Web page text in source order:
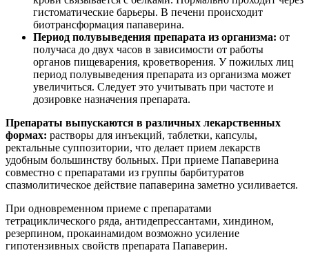
гистоматические барьеры. В печени происходит
биотрансформация папаверина.
Период полувыведения препарата из организма: от
получаса до двух часов в зависимости от работы
органов пищеварения, кроветворения. У пожилых лиц
период полувыведения препарата из организма может
увеличиться. Следует это учитывать при частоте и
дозировке назначения препарата.
Препараты выпускаются в различных лекарственных
формах: растворы для инъекций, таблетки, капсулы,
ректальные суппозитории, что делает прием лекарств
удобным большинству больных. При приеме Папаверина
совместно с препаратами из группы барбитуратов
спазмолитическое действие папаверина заметно усиливается.
При одновременном приеме с препаратами
тетрациклического ряда, антидепрессантами, хиндином,
резерпином, прокаинамидом возможно усиление
гипотензивных свойств препарата Папаверин.